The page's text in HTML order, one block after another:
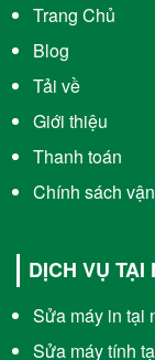
Trang Chủ
Blog
Tải về
Giới thiệu
Thanh toán
Chính sách
DỊCH VỤ TẠI
Sửa máy in tại
Sửa máy tính